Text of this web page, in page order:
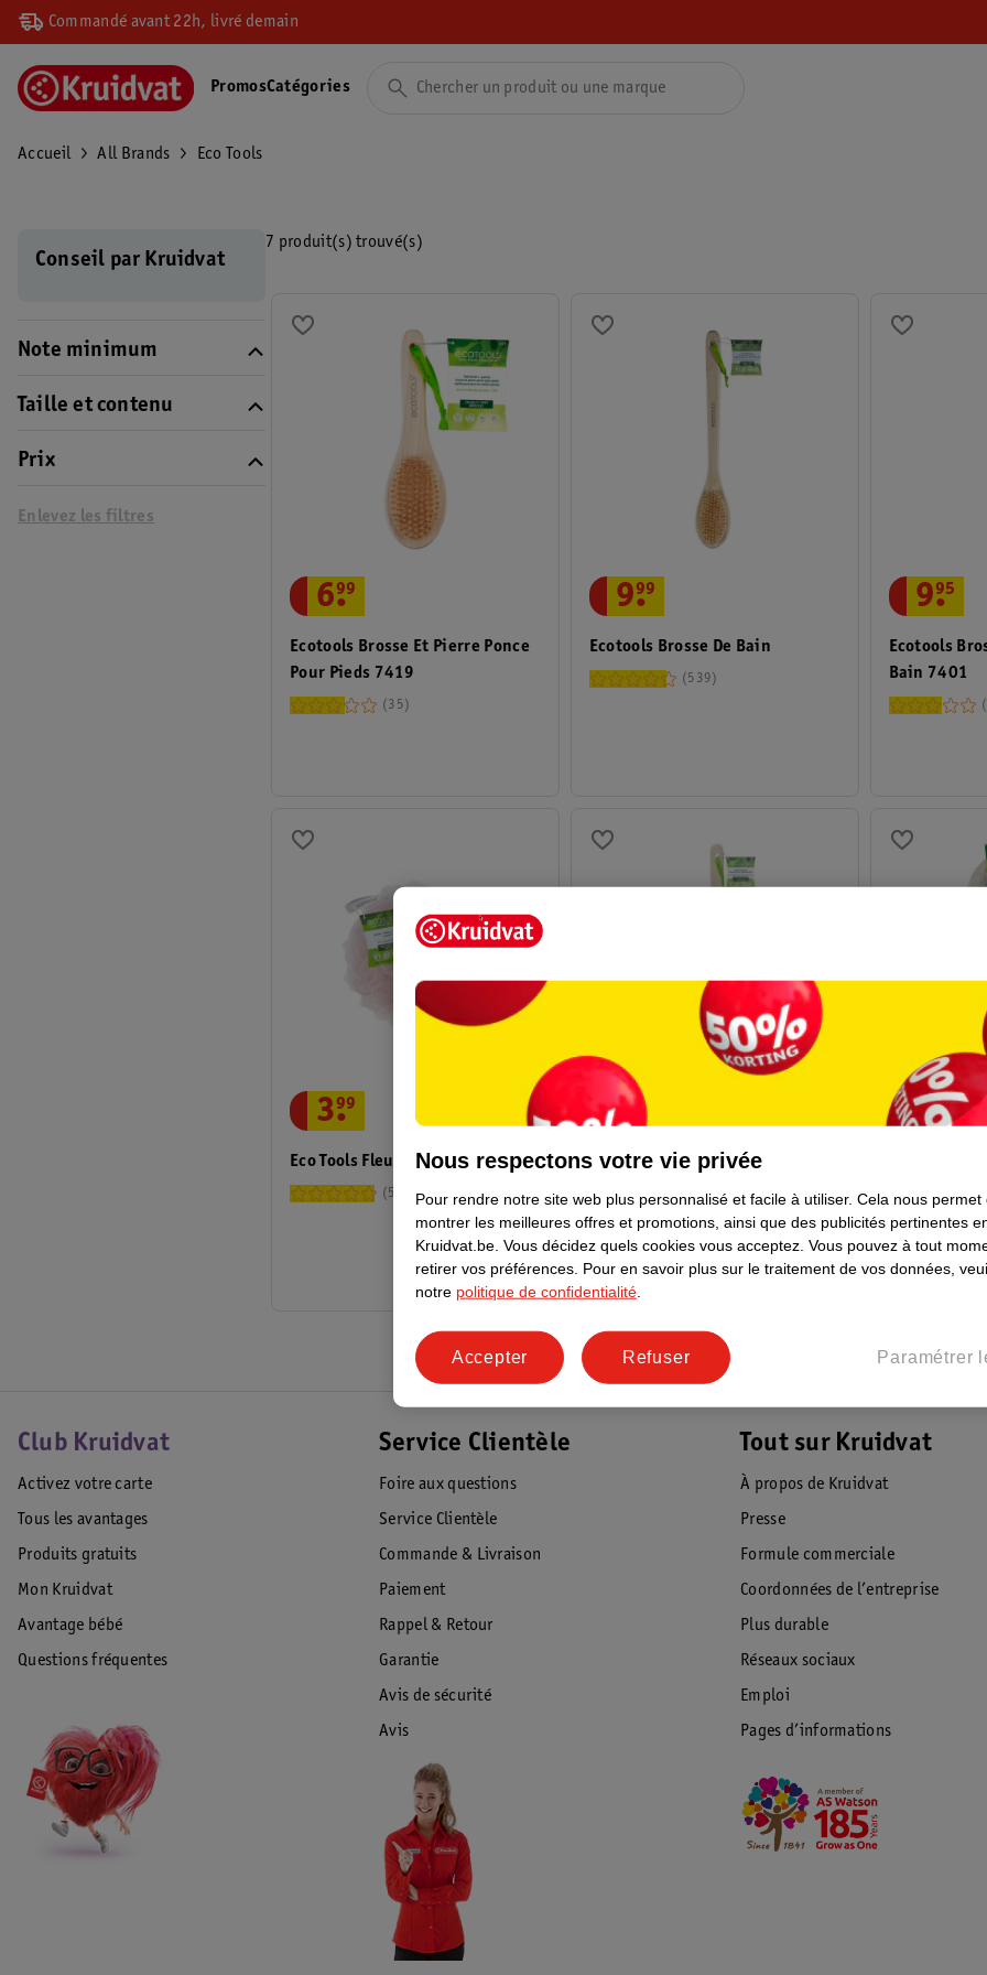
Commandé avant 22h, livré demain
PromosCatégories
Accueil All Brands Eco Tools
Conseil par Kruidvat
Note minimum
Taille et contenu
Prix
Enlevez les filtres
7 produit(s) trouvé(s)
Ecotools Brosse Et Pierre Ponce
Pour Pieds 7419
6.
99
35
Ecotools Brosse De Bain
9.
99
539
Ecotools
Bain 7401
9.
95
Eco Tools Fleur De Bain Délicate
3.
99
5
Eco Tools Fleur De Bain À Manche
9.
99
54
Ecotools
4.
99
Club Kruidvat
Activez votre carte
Tous les avantages
Produits gratuits
Mon Kruidvat
Avantage bébé
Questions fréquentes
Service Clientèle
Foire aux questions
Service Clientèle
Commande & Livraison
Paiement
Rappel & Retour
Garantie
Avis de sécurité
Avis
Tout sur Kruidvat
À propos de Kruidvat
Presse
Formule commerciale
Coordonnées de l’entreprise
Plus durable
Réseaux sociaux
Emploi
Pages d’informations
Nous respectons votre vie privée
Pour rendre notre site web plus personnalisé et facile à utiliser. Cela nous permet
montrer les meilleures offres et promotions, ainsi que des publicités pertinentes
Kruidvat.be. Vous décidez quels cookies vous acceptez. Vous pouvez à tout
retirer vos préférences. Pour en savoir plus sur le traitement de vos données,
notre politique de confidentialité
Paramétrer
Refuser
Accepter